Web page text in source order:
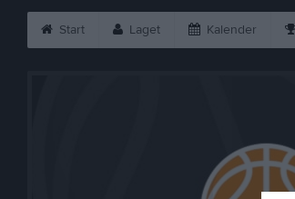
Start Laget Kalender